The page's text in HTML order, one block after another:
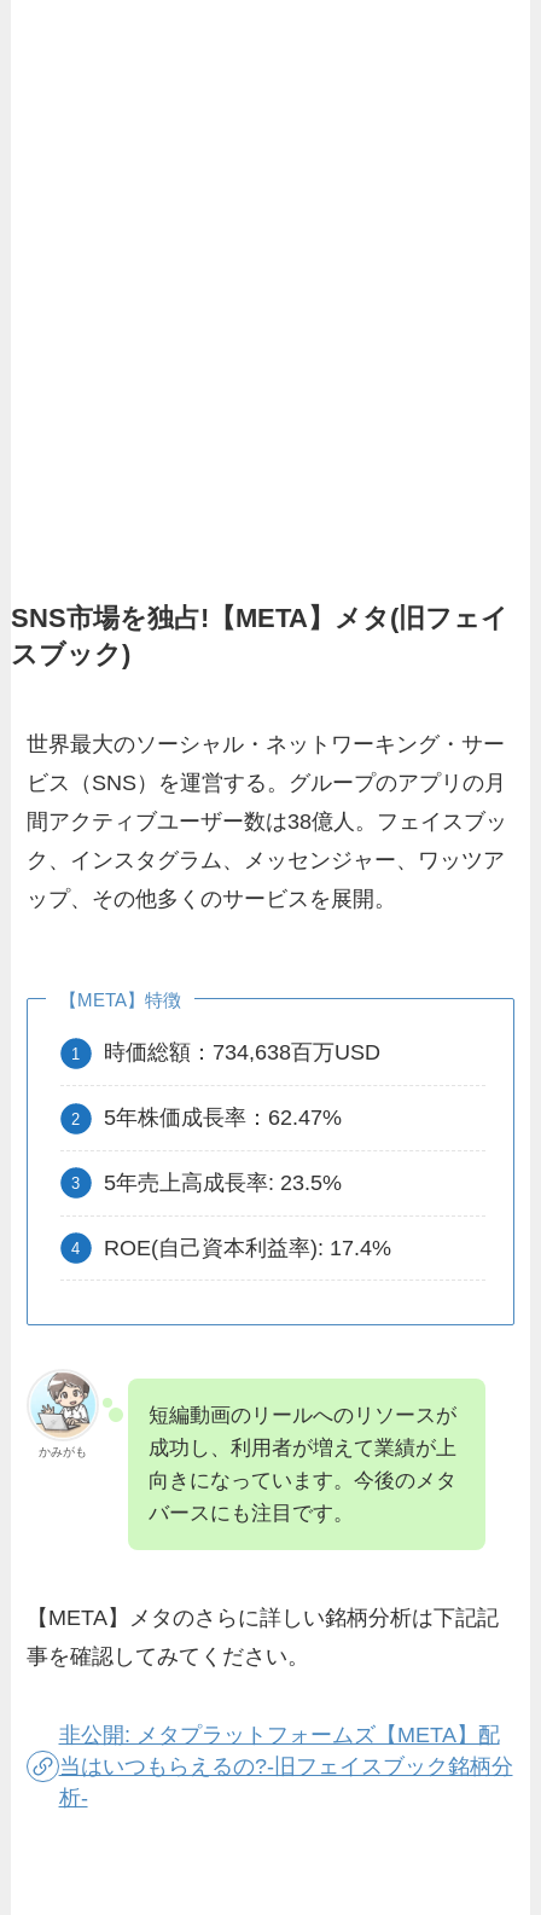
SNS市場を独占!【META】メタ(旧フェイ
スブック)
世界最大のソーシャル・ネットワーキング・サー
ビス（SNS）を運営する。グループのアプリの月
間アクティブユーザー数は38億人。フェイスブッ
ク、インスタグラム、メッセンジャー、ワッツア
ップ、その他多くのサービスを展開。
【META】特徴
時価総額：734,638百万USD
5年株価成長率：62.47%
5年売上高成長率: 23.5%
ROE(自己資本利益率): 17.4%
かみがも
短編動画のリールへのリソースが
成功し、利用者が増えて業績が上
向きになっています。今後のメタ
バースにも注目です。
【META】メタのさらに詳しい銘柄分析は下記記
事を確認してみてください。
非公開: メタプラットフォームズ【META】配
当はいつもらえるの?-旧フェイスブック銘柄分
析-